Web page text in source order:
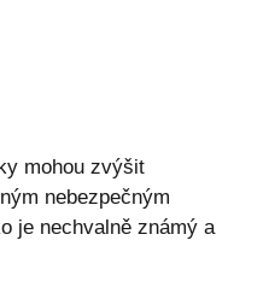
mohou zvýšit
nebezpečným
je nechvalně známý a